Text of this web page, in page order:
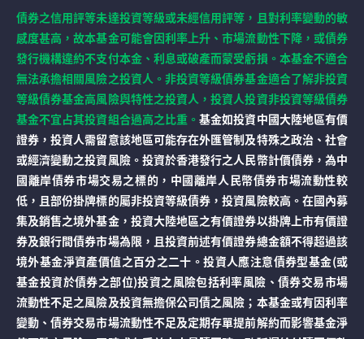
債券之信用評等未達投資等級或未經信用評等，且對利率變動的敏
感度甚高，故本基金可能會因利率上升、市場流動性下降，或債券
發行機構違約不支付本金、利息或破產而蒙受虧損。本基金不適合
無法承擔相關風險之投資人。非投資等級債券基金適合了解非投資
等級債券基金高風險與特性之投資人，投資人投資非投資等級債券
基金不宜占其投資組合過高之比重。基金如投資中國大陸地區有價
證券，投資人需留意該地區可能存在外匯管制及特殊之政治、社會
或經濟變動之投資風險。投資於香港發行之人民幣計價債券，為中
國離岸債券市場交易之標的，中國離岸人民幣債券市場流動性較
低，且部份掛牌標的屬非投資等級債券，投資風險較高。在國內募
集及銷售之境外基金，投資大陸地區之有價證券以掛牌上市有價證
券及銀行間債券市場為限，且投資前述有價證券總金額不得超過該
境外基金淨資產價值之百分之二十。投資人應注意債券型基金(或
基金投資於債券之部位)投資之風險包括利率風險、債券交易市場
流動性不足之風險及投資無擔保公司債之風險；本基金或有因利率
變動、債券交易市場流動性不足及定期存單提前解約而影響基金淨